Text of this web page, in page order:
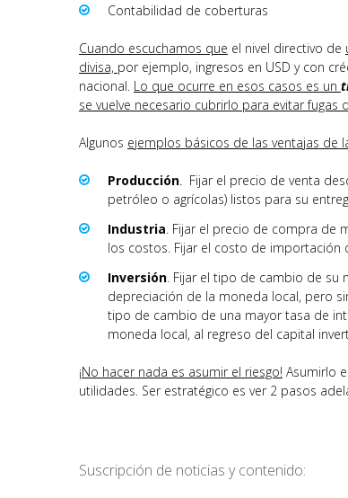
Contabilidad de coberturas
Cuando escuchamos que el nivel directivo de
divisa, por ejemplo, ingresos en USD y con
nacional. Lo que ocurre en esos casos es un
se vuelve necesario cubrirlo para evitar fugas
Algunos ejemplos básicos de las ventajas de
Producción. Fijar el precio de venta
petróleo o agrícolas) listos para su
Industria. Fijar el precio de compra de
los costos. Fijar el costo de importación
Inversión. Fijar el tipo de cambio de su
depreciación de la moneda local, pero
tipo de cambio de una mayor tasa de
moneda local, al regreso del capital
¡No hacer nada es asumir el riesgo! Asumirlo
utilidades. Ser estratégico es ver 2 pasos
Suscripción de noticias y contenido: